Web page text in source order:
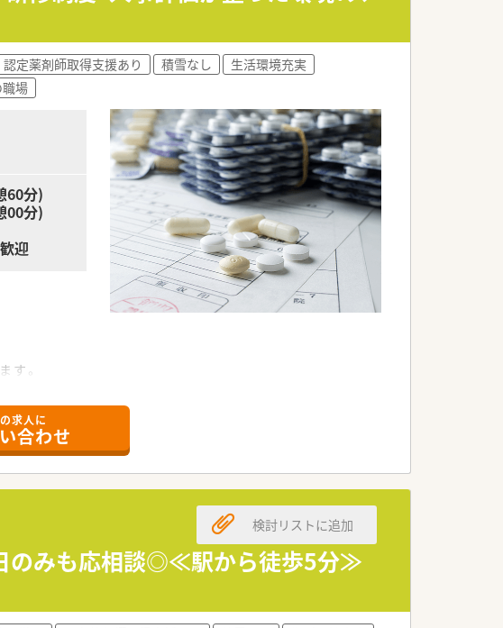
認定薬剤師取得支援あり 積雪なし
生活環境充実
場
60分)
分)
迎
。
薬局だけでなく、福祉施設などもグループ内にあ
のクリーンルーム（無菌室）を設置している店舗もあ
店舗が現在3店舗あります
薬剤師取得サポート等の体制も整っています。
にわたる研修を準備しており認定薬剤師の取得も可
求人に
合わせ
日のみも応相談◎≪駅から徒歩5分≫
検討リストに追加